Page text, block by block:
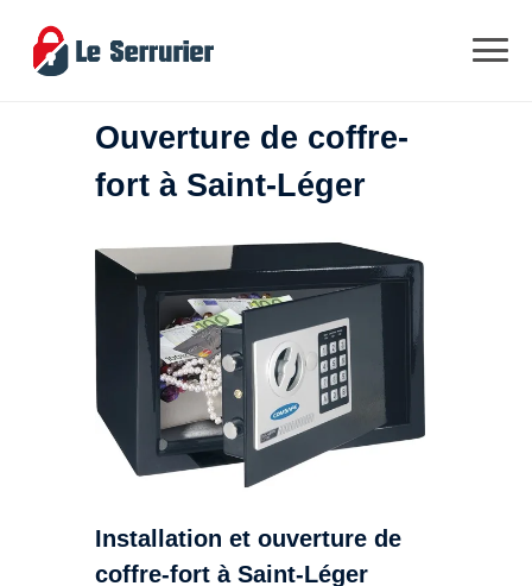
Ouverture de coffre-
fort à Saint-Léger
Installation et ouverture de
coffre-fort à Saint-Léger